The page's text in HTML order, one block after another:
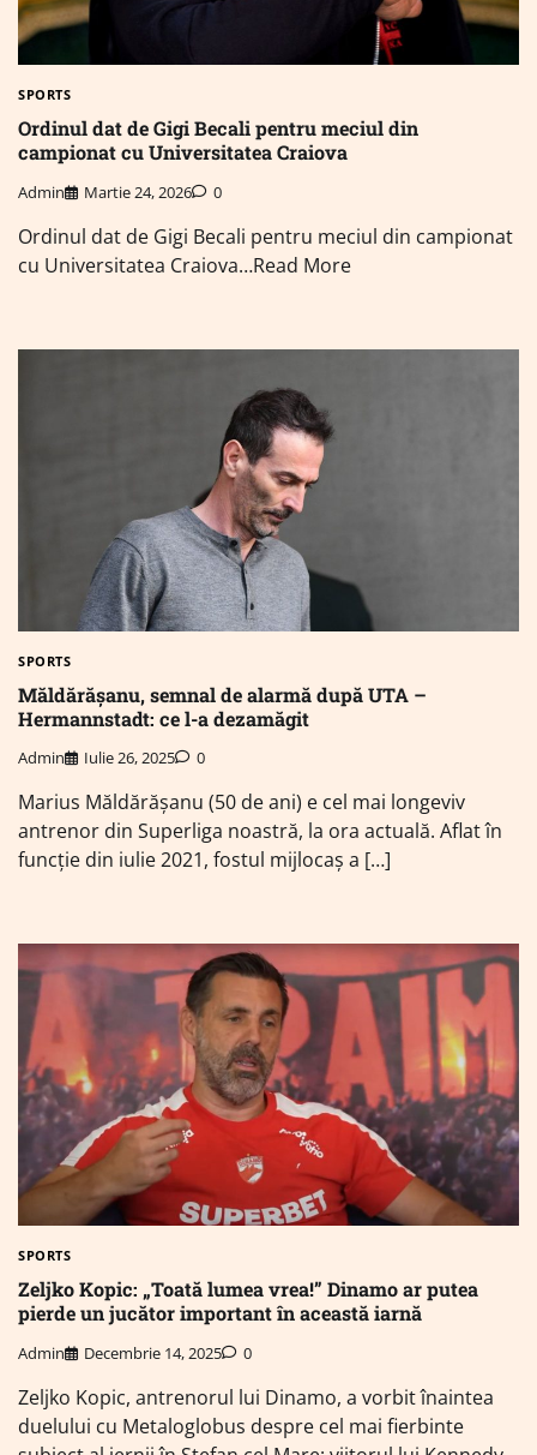
SPORTS
Ordinul dat de Gigi Becali pentru meciul din
campionat cu Universitatea Craiova
Admin Martie 24, 2026 0
Ordinul dat de Gigi Becali pentru meciul din campionat
cu Universitatea Craiova…Read More
SPORTS
Măldărășanu, semnal de alarmă după UTA –
Hermannstadt: ce l-a dezamăgit
Admin Iulie 26, 2025 0
Marius Măldărășanu (50 de ani) e cel mai longeviv
antrenor din Superliga noastră, la ora actuală. Aflat în
funcție din iulie 2021, fostul mijlocaș a […]
SPORTS
Zeljko Kopic: „Toată lumea vrea!” Dinamo ar putea
pierde un jucător important în această iarnă
Admin Decembrie 14, 2025 0
Zeljko Kopic, antrenorul lui Dinamo, a vorbit înaintea
duelului cu Metaloglobus despre cel mai fierbinte